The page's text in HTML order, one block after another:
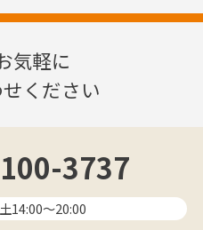
気軽に
ください
3737
14:00～20:00